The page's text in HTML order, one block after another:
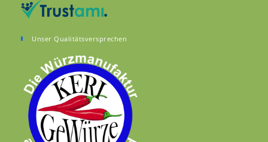
Unser Qualitätsversprechen